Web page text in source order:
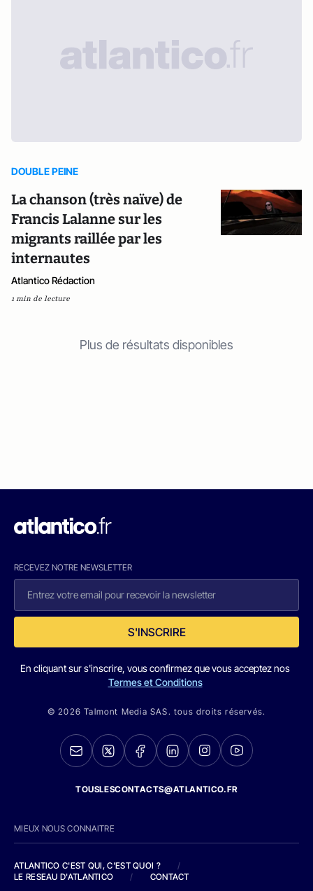
DOUBLE PEINE
La chanson (très naïve) de
Francis Lalanne sur les
migrants raillée par les
internautes
Atlantico Rédaction
1 min de lecture
Plus de résultats disponibles
RECEVEZ NOTRE NEWSLETTER
S'INSCRIRE
En cliquant sur s'inscrire, vous confirmez que vous acceptez nos
Termes et Conditions
© 2026 Talmont Media SAS. tous droits réservés.
TOUSLESCONTACTS@ATLANTICO.FR
MIEUX NOUS CONNAITRE
ATLANTICO C'EST QUI, C'EST QUOI ?
/
LE RESEAU D'ATLANTICO
/ CONTACT